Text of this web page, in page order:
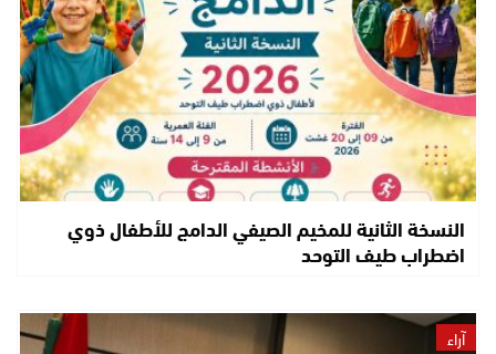
النسخة الثانية للمخيم الصيفي الدامج للأطفال ذوي
اضطراب طيف التوحد
آراء